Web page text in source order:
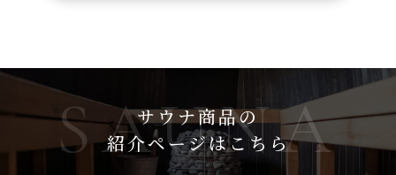
サウナ商品の
紹介ページはこちら